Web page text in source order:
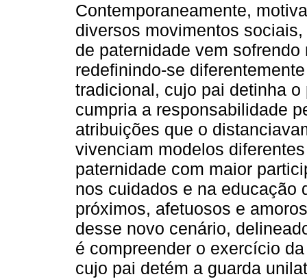
Contemporaneamente,
diversos movimentos
de paternidade vem sofrendo
redefinindo-se
tradicional, cujo pai detinha o
cumpria a responsabilidade
atribuições que o
vivenciam modelos
paternidade com maior
nos cuidados e na educação
próximos, afetuosos e
desse novo cenário,
é compreender o exercício
cujo pai detém a guarda